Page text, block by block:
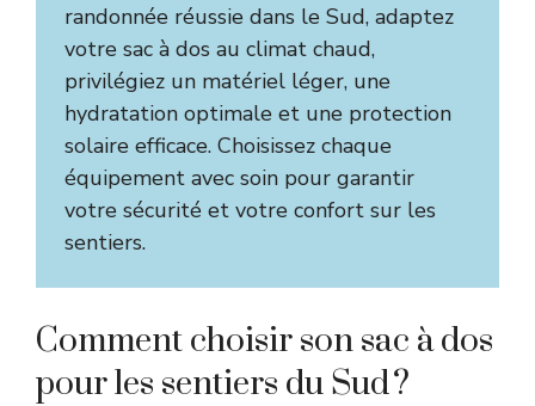
randonnée réussie dans le Sud, adaptez
votre sac à dos au climat chaud,
privilégiez un matériel léger, une
hydratation optimale et une protection
solaire efficace. Choisissez chaque
équipement avec soin pour garantir
votre sécurité et votre confort sur les
sentiers.
Comment choisir son sac à dos
pour les sentiers du Sud ?